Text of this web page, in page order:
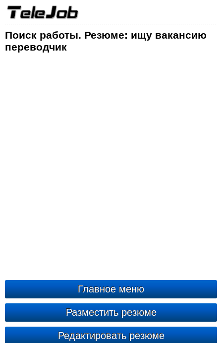
Поиск работы. Резюме: ищу вакансию
переводчик
Главное меню
Разместить резюме
Редактировать резюме